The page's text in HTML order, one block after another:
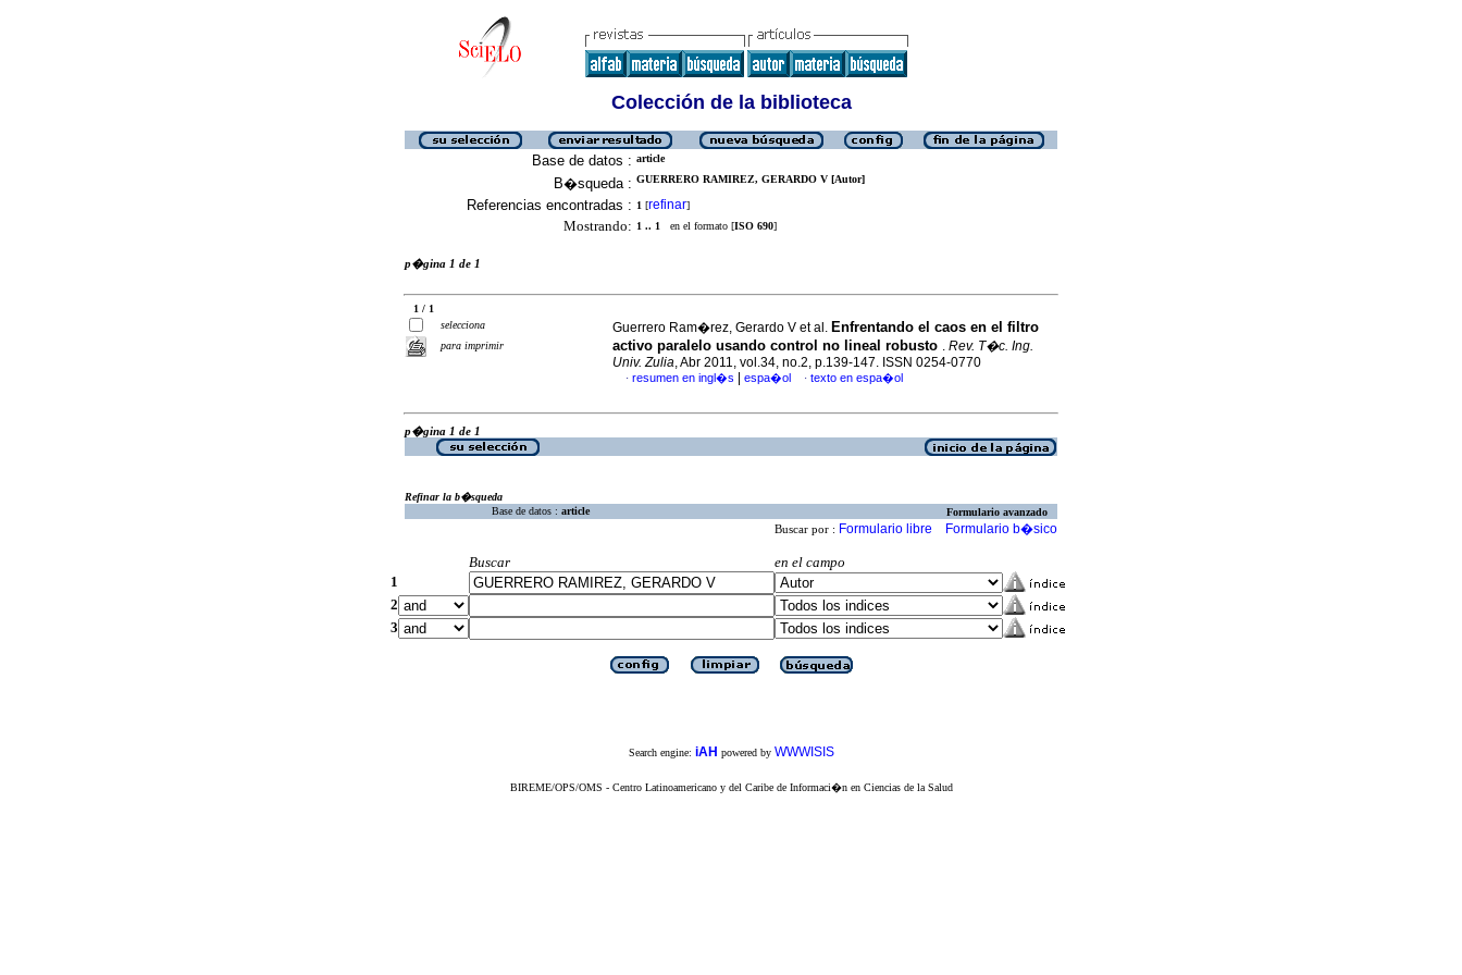
Colección de la biblioteca
Base de datos : article
B�squeda : GUERRERO RAMIREZ, GERARDO V [Autor]
Referencias encontradas : 1 [refinar]
Mostrando: 1 .. 1 en el formato [ISO 690]
p�gina 1 de 1
1 / 1
selecciona
para imprimir
Guerrero Ram�rez, Gerardo V et al. Enfrentando el caos en el filtro
activo paralelo usando control no lineal robusto . Rev. T�c. Ing.
Univ. Zulia, Abr 2011, vol.34, no.2, p.139-147. ISSN 0254-0770
· resumen en ingl�s espa�ol · texto en espa�ol
p�gina 1 de 1
Refinar la b�squeda
Base de datos : article Formulario avanzado
Buscar por : Formulario libre Formulario b�sico
Buscar
en el campo
1
2
3
Search engine: iAH powered by WWWISIS
BIREME/OPS/OMS - Centro Latinoamericano y del Caribe de Informaci�n en Ciencias de la Salud